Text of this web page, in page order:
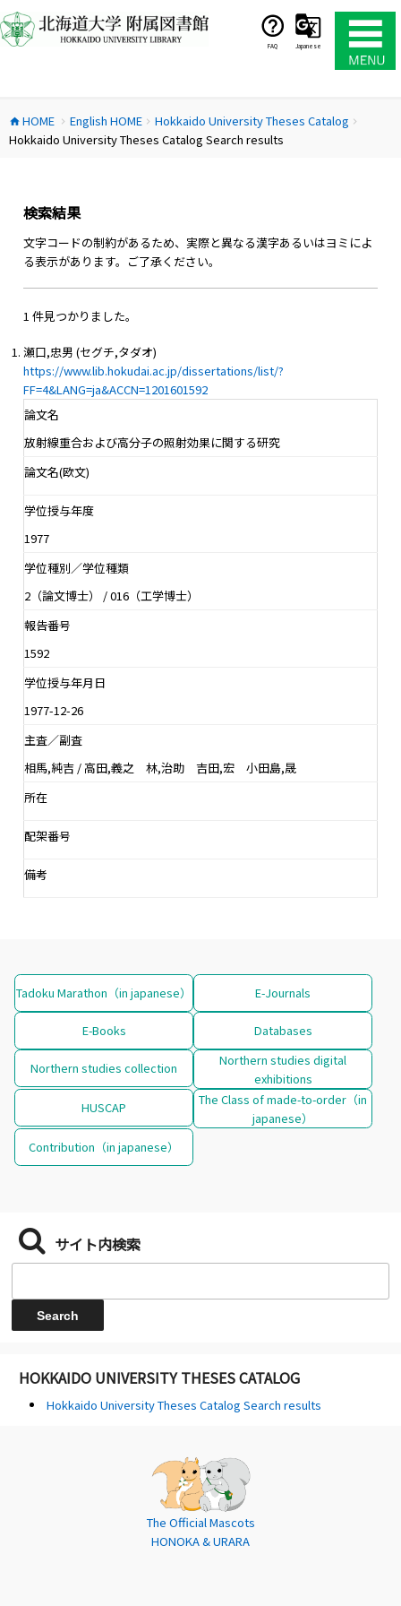
ン
テ
ス
キ
FAQ Japanese
home HOME chevron_right English HOMEchevron_right Hokkaido University Theses Catalog chevron_right
Hokkaido University Theses Catalog Search results
検索結果
文字コードの制約があるため、実際と異なる漢字あるいはヨミによ
る表示があります。ご了承ください。
1 件見つかりました。
瀬口,忠男 (セグチ,タダオ)
https://www.lib.hokudai.ac.jp/dissertations/list/?
FF=4&LANG=ja&ACCN=1201601592
論文名
放射線重合および高分子の照射効果に関する研究
論文名(欧文)
学位授与年度
1977
学位種別／学位種類
2（論文博士） / 016（工学博士）
報告番号
1592
学位授与年月日
1977-12-26
主査／副査
相馬,純吉 / 高田,義之 林,治助 吉田,宏 小田島,晟
所在
配架番号
備考
Tadoku Marathon（in japanese） E-Journals
E-Books Databases
Northern studies collection
Northern studies digital
exhibitions
HUSCAP
The Class of made-to-order（in
japanese）
Contribution（in japanese）
サイト内検索
HOKKAIDO UNIVERSITY THESES CATALOG
Hokkaido University Theses Catalog Search results
The Official Mascots
HONOKA & URARA